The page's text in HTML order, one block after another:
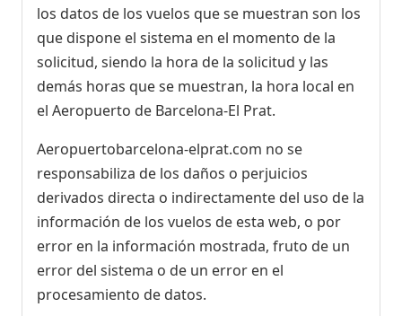
los datos de los vuelos que se muestran son los
que dispone el sistema en el momento de la
solicitud, siendo la hora de la solicitud y las
demás horas que se muestran, la hora local en
el Aeropuerto de Barcelona-El Prat.
Aeropuertobarcelona-elprat.com no se
responsabiliza de los daños o perjuicios
derivados directa o indirectamente del uso de la
información de los vuelos de esta web, o por
error en la información mostrada, fruto de un
error del sistema o de un error en el
procesamiento de datos.